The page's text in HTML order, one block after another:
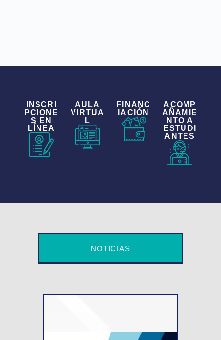
INSCRI
PCIONE
S EN
LÍNEA
AULA
VIRTUA
L
FINANC
IACIÓN
ACOMP
AÑAMIE
NTO A
ESTUDI
ANTES
NOTICIAS